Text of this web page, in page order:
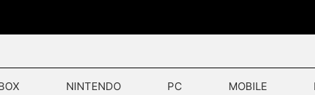
NINTENDO PC MOBILE